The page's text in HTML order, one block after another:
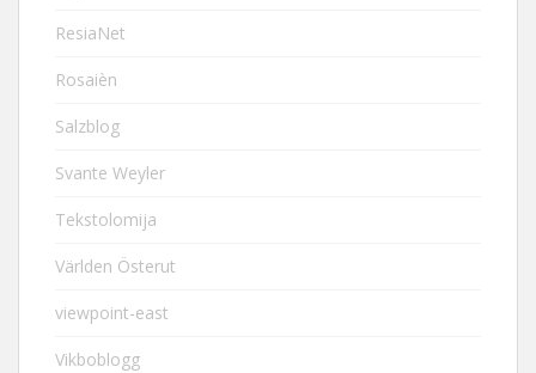
ResiaNet
Rosaièn
Salzblog
Svante Weyler
Tekstolomija
Världen Österut
viewpoint-east
Vikboblogg